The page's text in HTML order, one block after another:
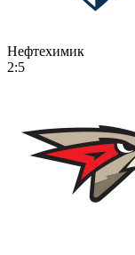
Нефтехимик
2:5